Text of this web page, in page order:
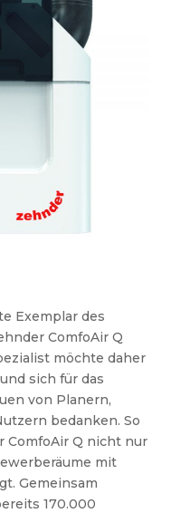
Exemplar des
ComfoAir Q
möchte daher
sich für das
von Planern,
bedanken. So
ComfoAir Q nicht nur
mit
Gemeinsam
170.000